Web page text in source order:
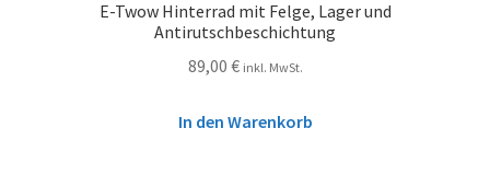
E-Twow Hinterrad mit Felge, Lager und
Antirutschbeschichtung
89,00 € inkl. MwSt.
In den Warenkorb